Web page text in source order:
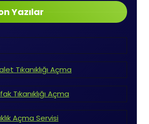
Yazılar
Tıkanıklığı Açma
Tıkanıklığı Açma
Açma Servisi